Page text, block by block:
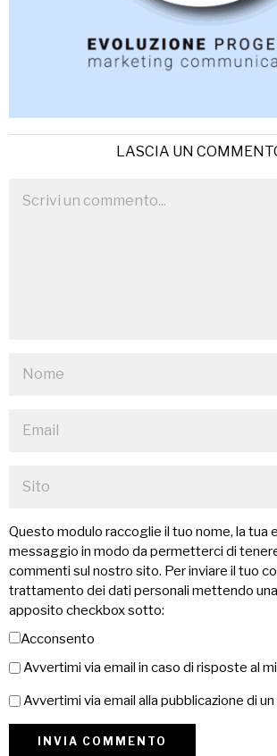
LASCIA UN
Questo modulo raccoglie il tuo nome, la tua
messaggio in modo da permetterci di
commenti sul nostro sito. Per inviare il tuo
trattamento dei dati personali mettendo
apposito checkbox sotto:
Acconsento
Avvertimi via email in caso di risposte al
Avvertimi via email alla pubblicazione di